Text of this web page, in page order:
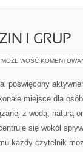
I GRUP
MOŻLIWOŚĆ
poświęcony
miejsce dla
z wodą, naturą
się wokół
każdy czytelnik